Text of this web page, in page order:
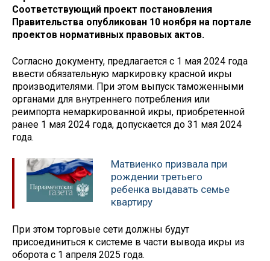
Соответствующий проект постановления
Правительства опубликован 10 ноября на портале
проектов нормативных правовых актов.
Согласно документу, предлагается с 1 мая 2024 года
ввести обязательную маркировку красной икры
производителями. При этом выпуск таможенными
органами для внутреннего потребления или
реимпорта немаркированной икры, приобретенной
ранее 1 мая 2024 года, допускается до 31 мая 2024
года.
Матвиенко призвала при
рождении третьего
ребенка выдавать семье
квартиру
При этом торговые сети должны будут
присоединиться к системе в части вывода икры из
оборота с 1 апреля 2025 года.